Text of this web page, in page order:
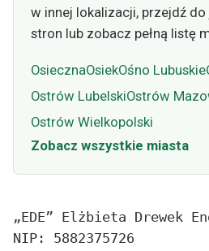
w innej lokalizacji, przejdź
stron lub zobacz pełną listę
OsiecznaOsiekOśno Lubuskie
Ostrów LubelskiOstrów
Ostrów Wielkopolski
Zobacz wszystkie miasta
„EDE” Elżbieta Drewek
NIP: 5882375726